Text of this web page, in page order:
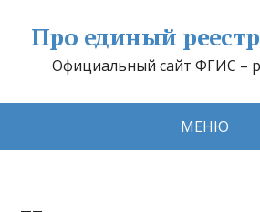
Про единый
Официальный сайт ФГИС –
МЕНЮ